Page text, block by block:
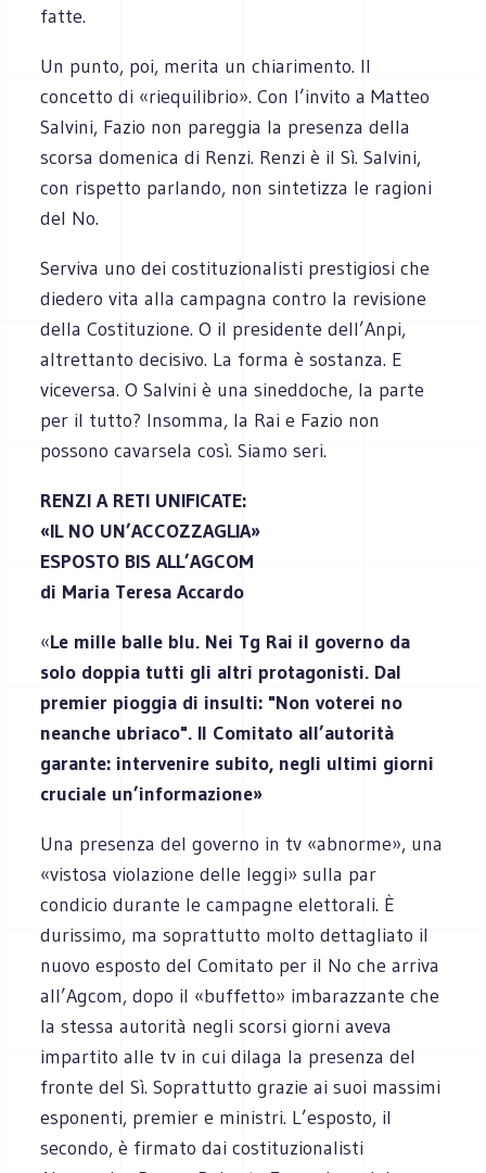
fatte.
Un punto, poi, merita un chiarimento. Il
concetto di «riequilibrio». Con l’invito a Matteo
Salvini, Fazio non pareggia la presenza della
scorsa domenica di Renzi. Renzi è il Sì. Salvini,
con rispetto parlando, non sintetizza le ragioni
del No.
Serviva uno dei costituzionalisti prestigiosi che
diedero vita alla campagna contro la revisione
della Costituzione. O il presidente dell’Anpi,
altrettanto decisivo. La forma è sostanza. E
viceversa. O Salvini è una sineddoche, la parte
per il tutto? Insomma, la Rai e Fazio non
possono cavarsela così. Siamo seri.
RENZI A RETI UNIFICATE:
«IL NO UN’ACCOZZAGLIA»
ESPOSTO BIS ALL’AGCOM
di Maria Teresa Accardo
«Le mille balle blu. Nei Tg Rai il governo da
solo doppia tutti gli altri protagonisti. Dal
premier pioggia di insulti: "Non voterei no
neanche ubriaco". Il Comitato all’autorità
garante: intervenire subito, negli ultimi giorni
cruciale un’informazione»
Una presenza del governo in tv «abnorme», una
«vistosa violazione delle leggi» sulla par
condicio durante le campagne elettorali. È
durissimo, ma soprattutto molto dettagliato il
nuovo esposto del Comitato per il No che arriva
all’Agcom, dopo il «buffetto» imbarazzante che
la stessa autorità negli scorsi giorni aveva
impartito alle tv in cui dilaga la presenza del
fronte del Sì. Soprattutto grazie ai suoi massimi
esponenti, premier e ministri. L’esposto, il
secondo, è firmato dai costituzionalisti